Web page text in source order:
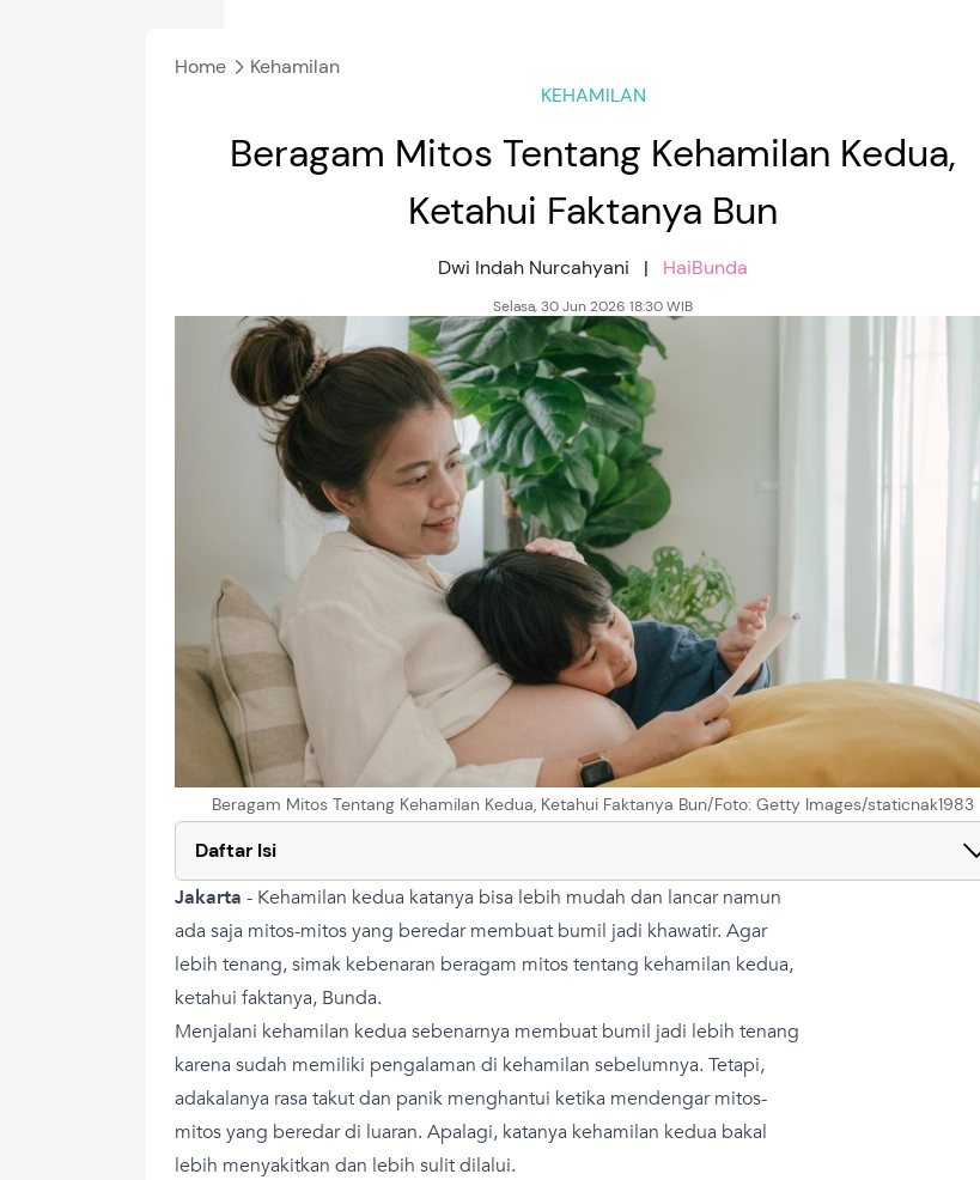
Home
Kehamilan
KEHAMILAN
Beragam Mitos Tentang Kehamilan Kedua,
Ketahui Faktanya Bun
Dwi Indah Nurcahyani | HaiBunda
Selasa, 30 Jun 2026 18:30 WIB
Beragam Mitos Tentang Kehamilan Kedua, Ketahui Faktanya Bun/Foto: Getty Images/staticnak1983
Daftar Isi
Jakarta - Kehamilan kedua katanya bisa lebih mudah dan lancar namun
ada saja mitos-mitos yang beredar membuat bumil jadi khawatir. Agar
lebih tenang, simak kebenaran beragam mitos tentang kehamilan kedua,
ketahui faktanya, Bunda.
Menjalani kehamilan kedua sebenarnya membuat bumil jadi lebih tenang
karena sudah memiliki pengalaman di kehamilan sebelumnya. Tetapi,
adakalanya rasa takut dan panik menghantui ketika mendengar mitos-
mitos yang beredar di luaran. Apalagi, katanya kehamilan kedua bakal
lebih menyakitkan dan lebih sulit dilalui.